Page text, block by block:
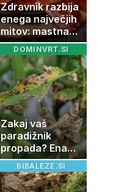
Zdravnik razbija
enega največjih
mitov: mastna
jetra ne
nastanejo
zaradi slanine,
temveč zaradi
živila, ki ga
imamo vsi radi
DOMINVRT.SI
Zakaj vaš
paradižnik
propada? Ena
napaka lahko
uniči rastline –
tako jih rešite
BIBALEZE.SI